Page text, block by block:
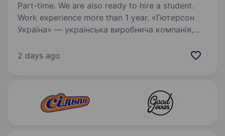
Part-time. We are also ready to hire a student.
Work experience more than 1 year. «Гютерсон
Україна» — українська виробнича компанія,
підгузків, засобів гігієни, побутової хімії
2 days ago